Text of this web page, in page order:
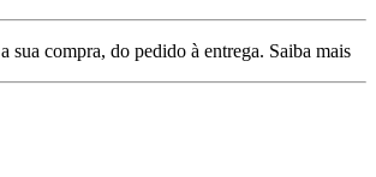
a sua compra, do pedido à entrega. Saiba mais